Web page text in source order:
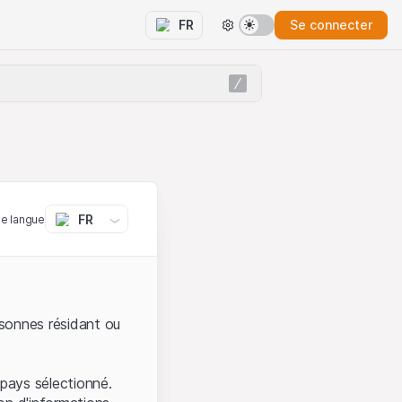
FR Se connecter
langue FR
résidant ou
sélectionné.